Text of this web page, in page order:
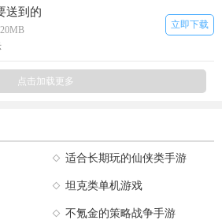
送到的
立即下载
点击加载更多
适合长期玩的仙侠类手游
坦克类单机游戏
不氪金的策略战争手游